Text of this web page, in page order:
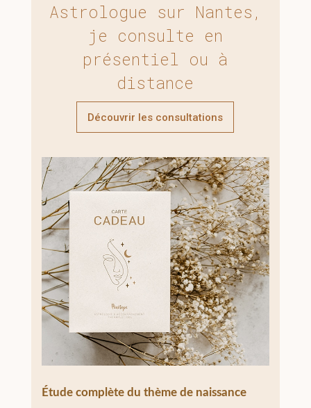
Astrologue sur Nantes,
je consulte en
présentiel ou à
distance
Découvrir les consultations
Étude complète du thème de naissance